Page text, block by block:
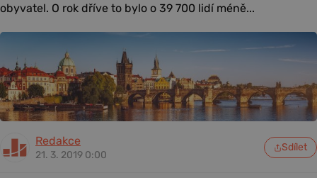
obyvatel. O rok dříve to bylo o 39 700 lidí méně...
Redakce
21. 3. 2019 0:00
Sdílet